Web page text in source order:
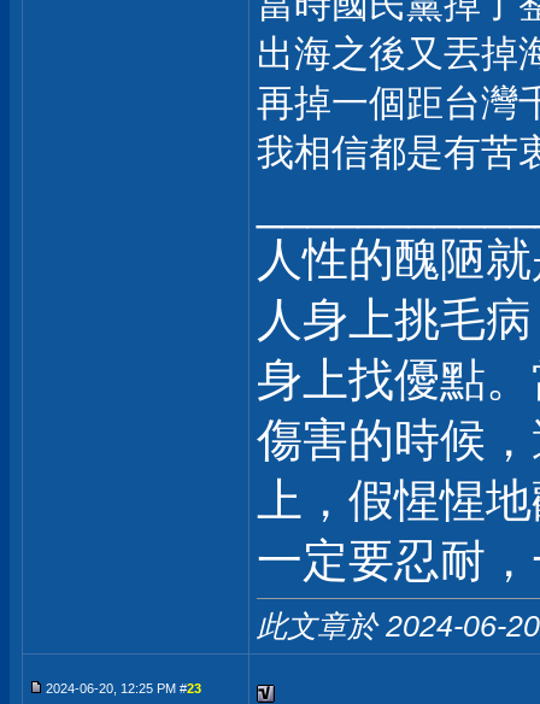
出海之後又丟掉
再掉一個距台灣
我相信都是有苦
人性的醜陋
人身上挑毛
身上找優點
傷害的時候
上，假惺惺
一定要忍耐
此文章於 2024-06-
2024-06-20, 12:25 PM #23